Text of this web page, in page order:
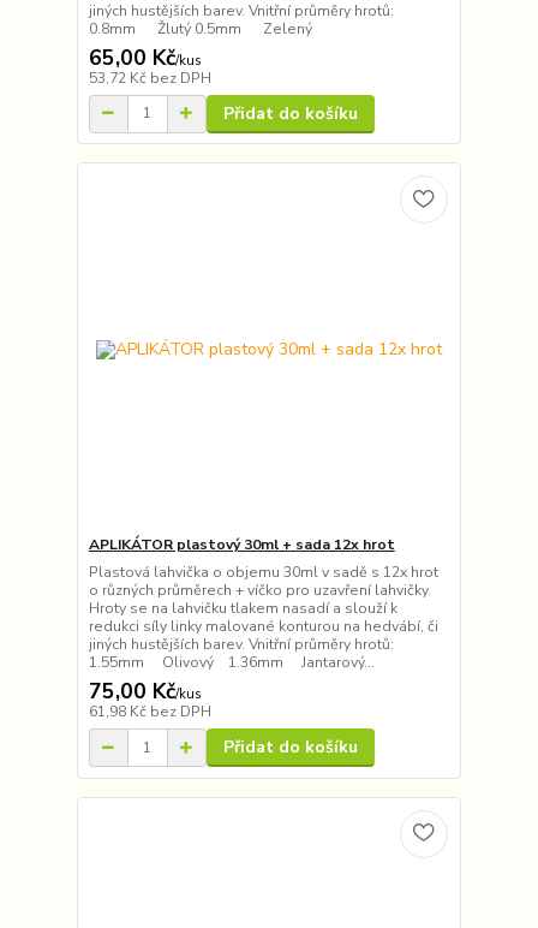
jiných hustějších barev. Vnitřní průměry hrotů:
0.8mm Žlutý 0.5mm Zelený
65,00 Kč/kus
53,72 Kč bez DPH
Přidat do košíku
APLIKÁTOR plastový 30ml + sada 12x hrot
Plastová lahvička o objemu 30ml v sadě s 12x hrot
o různých průměrech + víčko pro uzavření lahvičky.
Hroty se na lahvičku tlakem nasadí a slouží k
redukci síly linky malované konturou na hedvábí, či
jiných hustějších barev. Vnitřní průměry hrotů:
1.55mm Olivový 1.36mm Jantarový...
75,00 Kč/kus
61,98 Kč bez DPH
Přidat do košíku